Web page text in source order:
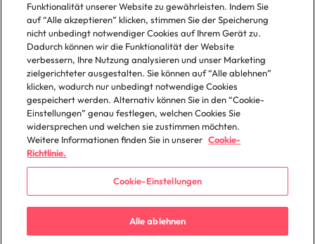
Unsere Richtlinien
Datenschutz
Cookie-Richtlinie
Policy Library
Büros
Berlin
Düsseldorf
Frankfurt
Hamburg
© 2025 Robert Walters Plc. All Rights Reserved.
Funktionalität unserer Website zu gewährleisten. Indem Sie
auf “Alle akzeptieren” klicken, stimmen Sie der Speicherung
nicht unbedingt notwendiger Cookies auf Ihrem Gerät zu.
Dadurch können wir die Funktionalität der Website
verbessern, Ihre Nutzung analysieren und unser Marketing
zielgerichteter ausgestalten. Sie können auf “Alle ablehnen”
klicken, wodurch nur unbedingt notwendige Cookies
gespeichert werden. Alternativ können Sie in den “Cookie-
Einstellungen” genau festlegen, welchen Cookies Sie
widersprechen und welchen sie zustimmen möchten.
Weitere Informationen finden Sie in unserer Cookie-
Richtlinie.
Cookie-Einstellungen
Alle ablehnen